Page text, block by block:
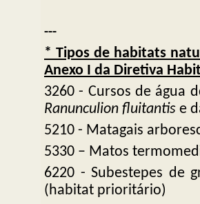
---
* Tipos de habitats
Anexo I da Diretiva
3260 - Cursos de água
Ranunculion fluitantis e
5210 - Matagais
5330 – Matos
6220 - Subestepes de
(habitat prioritário)